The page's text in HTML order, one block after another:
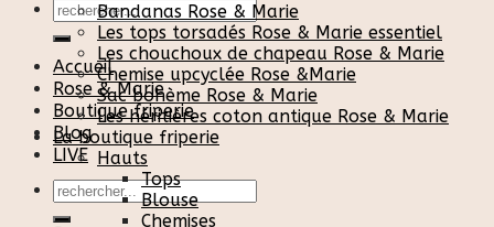
Recherche
pour :
Accueil
Rose & Marie
Boutique friperie
Blog
LIVE
Recherche
pour :
Bandanas Rose & Marie
Les tops torsadés Rose & Marie essentiel
Les chouchoux de chapeau Rose & Marie
Chemise upcyclée Rose &Marie
Sac bohème Rose & Marie
Les héritières coton antique Rose & Marie
La boutique friperie
Hauts
Tops
Blouse
Chemises